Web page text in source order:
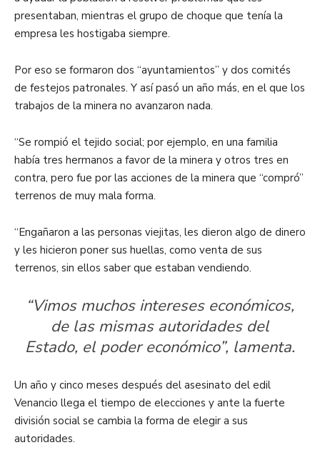
presentaban, mientras el grupo de choque que tenía la
empresa les hostigaba siempre.
Por eso se formaron dos “ayuntamientos” y dos comités
de festejos patronales. Y así pasó un año más, en el que los
trabajos de la minera no avanzaron nada.
“Se rompió el tejido social; por ejemplo, en una familia
había tres hermanos a favor de la minera y otros tres en
contra, pero fue por las acciones de la minera que “compró”
terrenos de muy mala forma.
“Engañaron a las personas viejitas, les dieron algo de dinero
y les hicieron poner sus huellas, como venta de sus
terrenos, sin ellos saber que estaban vendiendo.
“Vimos muchos intereses económicos,
de las mismas autoridades del
Estado, el poder económico”, lamenta.
Un año y cinco meses después del asesinato del edil
Venancio llega el tiempo de elecciones y ante la fuerte
división social se cambia la forma de elegir a sus
autoridades.